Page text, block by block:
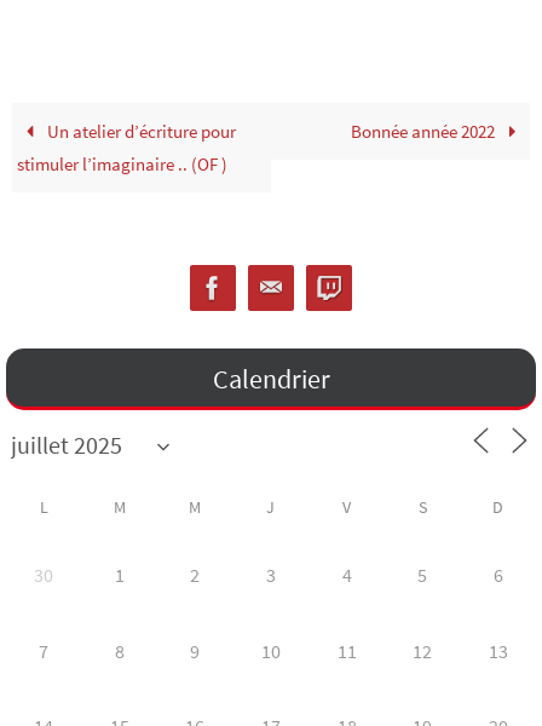
Un atelier d’écriture pour
stimuler l’imaginaire .. (OF )
Bonnée année 2022
Calendrier
L M M J V S D
30 1 2 3 4 5 6
7 8 9 10 11 12 13